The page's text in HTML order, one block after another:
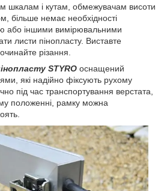
шкалам і кутам, обмежувачам висоти
більше немає необхідності
або іншими вимірювальними
листи пінопласту. Виставте
різання.
STYRO оснащений
які надійно фіксують рухому
під час транспортування верстата,
положенні, рамку можна